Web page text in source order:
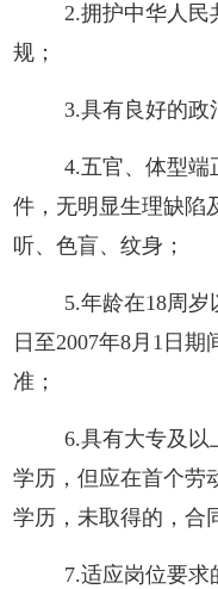
2.拥护中华人民
规；
3.具有良好的政
4.五官、体型端
件，无明显生理缺陷
听、色盲、纹身；
5.年龄在18周岁
日 至2007年8月1日期
准；
6.具有大专及以
学历，但应在首个劳
学历，未取得的，合
7.适应岗位要求